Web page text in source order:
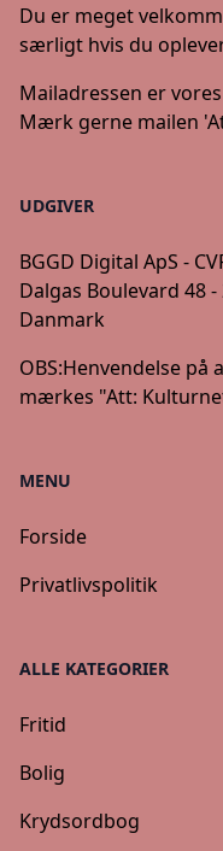
Du er meget
særligt hvis du
Mailadressen er
Mærk gerne mailen
UDGIVER
BGGD Digital ApS -
Dalgas Boulevard 48
Danmark
OBS:Henvendelse på
mærkes "Att:
MENU
Forside
Privatlivspolitik
ALLE KATEGORIER
Fritid
Bolig
Krydsordbog